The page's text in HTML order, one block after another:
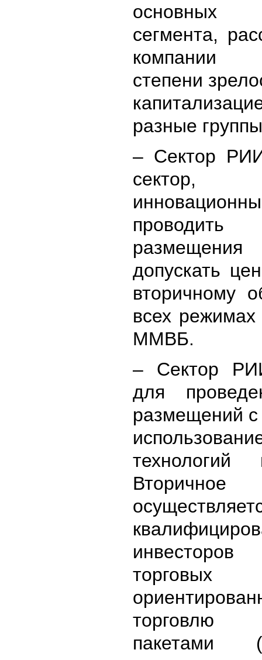
основных
сегмента,
компании
степени
разные
– Сектор
сектор,
проводить
размещения
допускать
вторичному
всех
ММВБ.
– Сектор
для
размещений с
технологий
Вторичное
торговых
торговлю
пакетами